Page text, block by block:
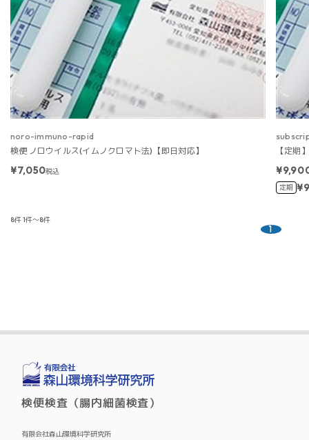
noro-immuno-rapid
検便 ノロウイルス(イムノクロマト法)【即日対応】
¥7,050税込
【定期
定期
8件1件～8件
1
検便検査（腸内細菌検査）
有限会社森山環境科学研究所